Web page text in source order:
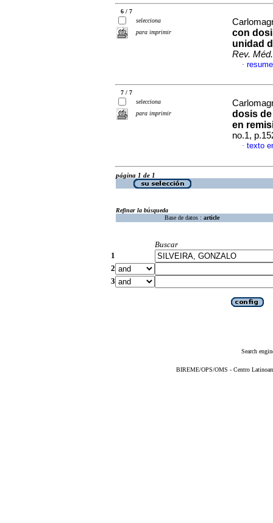
6 / 7
selecciona
para imprimir
con
unidad
Rev.
·
7 / 7
selecciona
para imprimir
dosis
en
no.1,
· texto
página 1 de 1
Refinar la búsqueda
Base de datos : article
Buscar
1
2
3
Search
BIREME/OPS/OMS - Centro